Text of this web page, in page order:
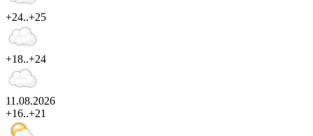
+24..+25
+18..+24
11.08.2026
+16..+21